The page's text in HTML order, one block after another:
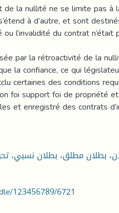
de la nullité ne se limite pas à
à d’autre, et sont
l’invalidité du contrat n’était
par la rétroactivité de la
la confiance, ce qui
certaines des conditions
foi support foi de propriété
et enregistré des contrats
123456789/6721